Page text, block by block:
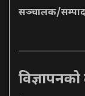
सञ्चालक/